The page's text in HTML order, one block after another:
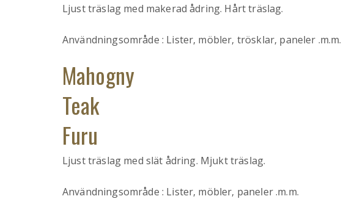
Ljust träslag med makerad ådring. Hårt träslag.
Användningsområde : Lister, möbler, trösklar, paneler .m.m.
Mahogny
Teak
Furu
Ljust träslag med slät ådring. Mjukt träslag.
Användningsområde : Lister, möbler, paneler .m.m.